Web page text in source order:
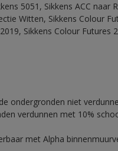
5051, Sikkens ACC naar
Witten, Sikkens Colour
Sikkens Colour Futures
ondergronden niet
verdunnen met 10%
met Alpha